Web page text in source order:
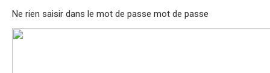
Ne rien saisir dans le mot de passe mot de passe